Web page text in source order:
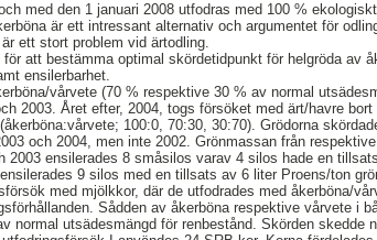
med den 1 januari 2008 utfodras med 100 %
är ett intressant alternativ och argumentet för
ett stort problem vid ärtodling.
att bestämma optimal skördetidpunkt för helgröda av
ensilerbarhet.
vårvete (70 % respektive 30 % av normal
2003. Året efter, 2004, togs försöket med ärt/havre
100:0, 70:30, 30:70). Grödorna
och 2004, men inte 2002. Grönmassan från
2003 ensilerades 8 småsilos varav 4 silos hade en
9 silos med en tillsats av 6 liter Proens/ton
med mjölkkor, där de utfodrades med åkerböna/
Sådden av åkerböna respektive vårvete i
normal utsädesmängd för renbestånd. Skörden skedde